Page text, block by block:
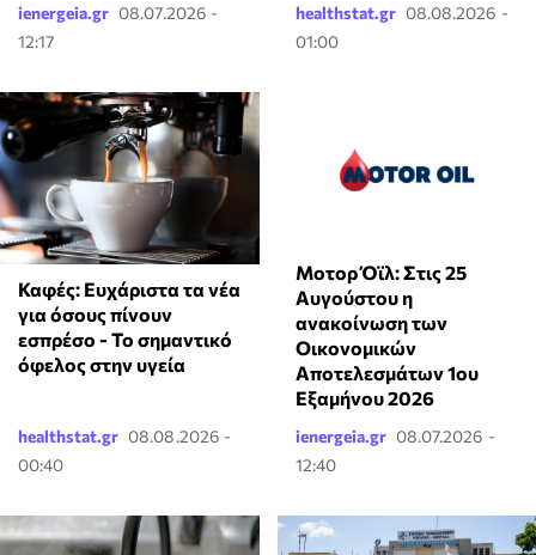
ienergeia.gr 08.07.2026 -
12:17
healthstat.gr 08.08.2026 -
01:00
Καφές: Ευχάριστα τα νέα
για όσους πίνουν
εσπρέσο - Το σημαντικό
όφελος στην υγεία
healthstat.gr 08.08.2026 -
00:40
Μοτορ Όϊλ: Στις 25
Αυγούστου η
ανακοίνωση των
Οικονομικών
Αποτελεσμάτων 1ου
Εξαμήνου 2026
ienergeia.gr 08.07.2026 -
12:40